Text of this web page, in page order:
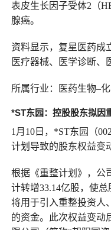
表皮生长因子受体2（
腺癌。
资料显示，复星医药成
医疗器械、医学诊断、
所属行业：医药生物–
*ST东园： 控股股东拟因
1月10日，*ST东园（
计划导致的股东权益变
根据《重整计划》，公
计转增33.14亿股，使
将用于引入重整投资人
的资金。此次权益变动